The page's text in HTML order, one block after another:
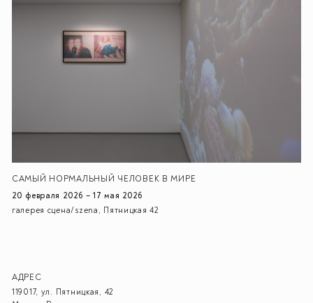
CАМЫЙ НОРМАЛЬНЫЙ ЧЕЛОВЕК В МИРЕ
20 февраля 2026 – 17 мая 2026
галерея сцена/szena, Пятницкая 42
АДРЕС
119017, ул. Пятницкая, 42